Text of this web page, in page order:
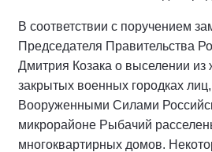
В соответствии с поручением
Председателя Правительства
Дмитрия Козака о выселении
закрытых военных городках
Вооруженными Силами
микрорайоне Рыбачий
многоквартирных домов.